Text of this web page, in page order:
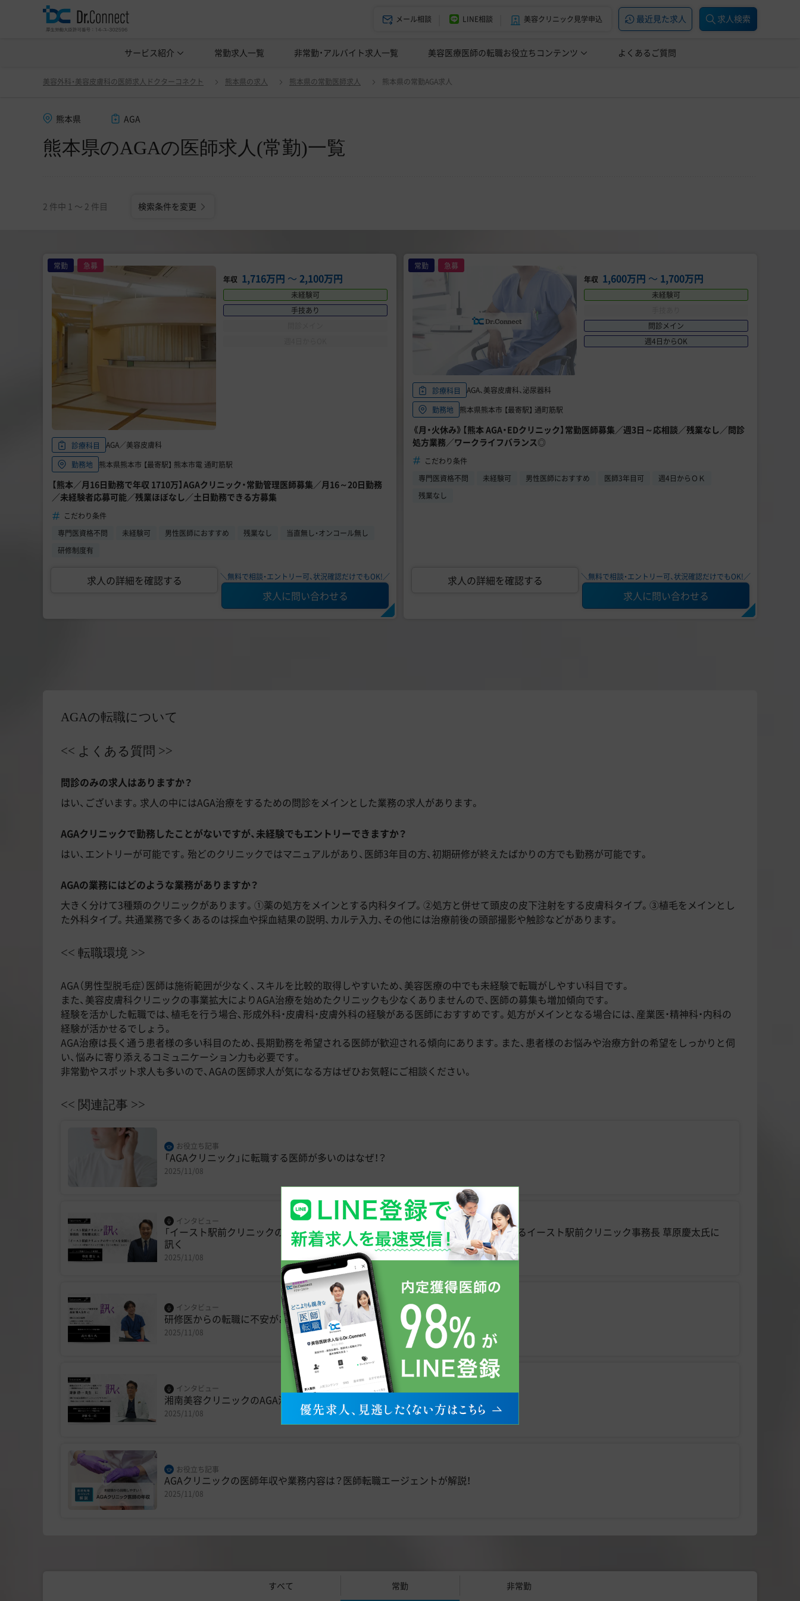
メール相談 LINE相談 美容クリニック見学申込 最近見た求人 求人検索
サービス紹介 ドクターコネクトの強み エージェント紹介
常勤求人一覧 非常勤・アルバイト求人一覧 美容医療医師の転職お役立ちコンテンツ
美容クリニック見学・研修情報 美容外科・美容皮膚科の医師転職体験談 美容クリニックインタビュー 美容医療の転職お役立ち記事 美容医療辞典
よくあるご質問
美容外科・美容皮膚科の医師求人ドクターコネクト 熊本県の求人 熊本県の常勤医師求人 熊本県の常勤AGA求人
熊本県 AGA
熊本県のAGAの医師求人(常勤)一覧
2 件中 1 〜 2 件目 検索条件を変更
熊本県のAGAの医師求人(常勤)一覧 変更
常勤
急募
年収 1,716万円 〜 2,100万円
未経験可
手技あり
診療科目
AGA／美容皮膚科
勤務地
熊本県熊本市 【最寄駅】 熊本市電 通町筋駅
【熊本／月16日勤務で年収 1710万】AGAクリニック・常勤管理医師募集／月16～20日勤務
／未経験者応募可能／残業ほぼなし／土日勤務できる方募集
こだわり条件
専門医資格不問
未経験可 男性医師におすすめ 残業なし
当直無し・オンコール無し
研修制度有
求人の詳細を確認する ＼無料で相談・エントリー可、状況確認だけでもOK!／
求人に問い合わせる
常勤
急募
年収 1,600万円 〜 1,700万円
未経験可
問診メイン
週4日からOK
診療科目
AGA、美容皮膚科、泌尿器科
勤務地
熊本県熊本市 【最寄駅】 通町筋駅
《月・火休み》【熊本 AGA・EDクリニック】常勤医師募集／週3日～応相談／残業なし／問診
処方業務／ワークライフバランス◎
こだわり条件
専門医資格不問
未経験可 男性医師におすすめ 医師3年目可
週4日からＯＫ
残業なし
求人の詳細を確認する ＼無料で相談・エントリー可、状況確認だけでもOK!／
求人に問い合わせる
AGAの転職について
<< よくある質問 >>
問診のみの求人はありますか？
はい、ございます。求人の中にはAGA治療をするための問診をメインとした業務の求人があります。
AGAクリニックで勤務したことがないですが、未経験でもエントリーできますか？
はい、エントリーが可能です。殆どのクリニックではマニュアルがあり、医師3年目の方、初期研修が終えたばかりの方でも勤務が可能です。
AGAの業務にはどのような業務がありますか？
大きく分けて3種類のクリニックがあります。①薬の処方をメインとする内科タイプ。②処方と併せて頭皮の皮下注射をする皮膚科タイプ。③植毛をメインとし
た外科タイプ。共通業務で多くあるのは採血や採血結果の説明、カルテ入力、その他には治療前後の頭部撮影や触診などがあります。
<< 転職環境 >>
AGA（男性型脱毛症）医師は施術範囲が少なく、スキルを比較的取得しやすいため、美容医療の中でも未経験で転職がしやすい科目です。
また、美容皮膚科クリニックの事業拡大によりAGA治療を始めたクリニックも少なくありませんので、医師の募集も増加傾向です。
経験を活かした転職では、植毛を行う場合、形成外科・皮膚科・皮膚外科の経験がある医師におすすめです。処方がメインとなる場合には、産業医・精神科・内科の
経験が活かせるでしょう。
AGA治療は長く通う患者様の多い科目のため、長期勤務を希望される医師が歓迎される傾向にあります。また、患者様のお悩みや治療方針の希望をしっかりと伺
い、悩みに寄り添えるコミュニケーション力も必要です。
非常勤やスポット求人も多いので、AGAの医師求人が気になる方はぜひお気軽にご相談ください。
<< 関連記事 >>
お役立ち記事
「AGAクリニック」に転職する医師が多いのはなぜ！？
2025/11/08
インタビュー
「イースト駅前クリニックのサービスを全国に」 AGA・EDの市場で順調に成長を続けるイースト駅前クリニック事務長 草原慶太氏に
訊く
2025/11/08
インタビュー
研修医からの転職に不安があった。今は「恵まれているな」と思う。
2025/11/08
インタビュー
湘南美容クリニックのAGA治療「熟練の見立てと技術」を後輩に伝えていく」
2025/11/08
お役立ち記事
AGAクリニックの医師年収や業務内容は？医師転職エージェントが解説！
2025/11/08
すべて 常勤 非常勤